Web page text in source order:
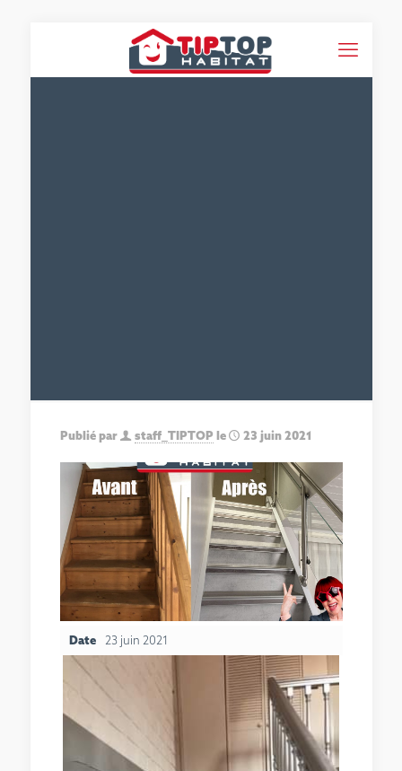
Publié par staff_TIPTOP le 23 juin 2021
Date 23 juin 2021